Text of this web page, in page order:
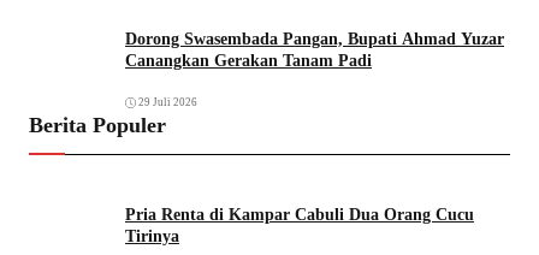
Dorong Swasembada Pangan, Bupati Ahmad Yuzar
Canangkan Gerakan Tanam Padi
29 Juli 2026
Berita Populer
Pria Renta di Kampar Cabuli Dua Orang Cucu
Tirinya